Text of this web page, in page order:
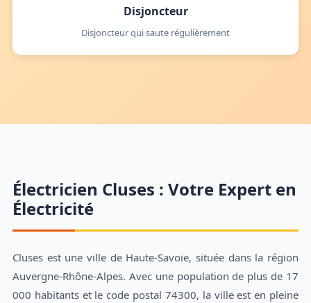
Disjoncteur
Disjoncteur qui saute régulièrement
Électricien Cluses : Votre Expert en
Électricité
Cluses est une ville de Haute-Savoie, située dans la région
Auvergne-Rhône-Alpes. Avec une population de plus de 17
000 habitants et le code postal 74300, la ville est en pleine